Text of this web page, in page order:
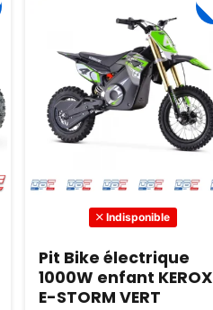
Indisponible
Pit Bike électrique
1000W enfant KEROX
E-STORM VERT